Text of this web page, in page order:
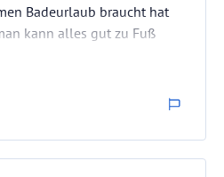
Badeurlaub braucht hat
kann alles gut zu Fuß
von Matala gibt es
und Bars. Es waren